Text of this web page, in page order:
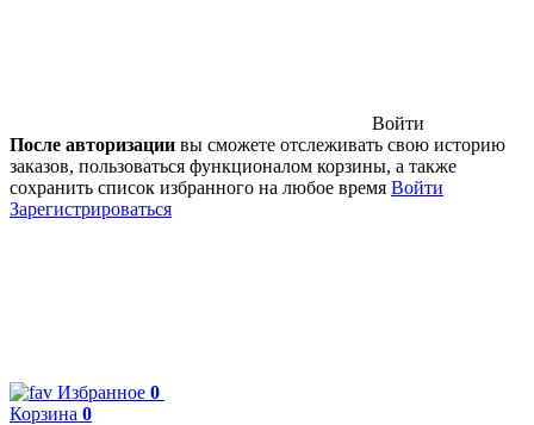
Войти
После авторизации вы сможете отслеживать свою историю
заказов, пользоваться функционалом корзины, а также
сохранить список избранного на любое время Войти
Зарегистрироваться
Избранное 0
Корзина 0